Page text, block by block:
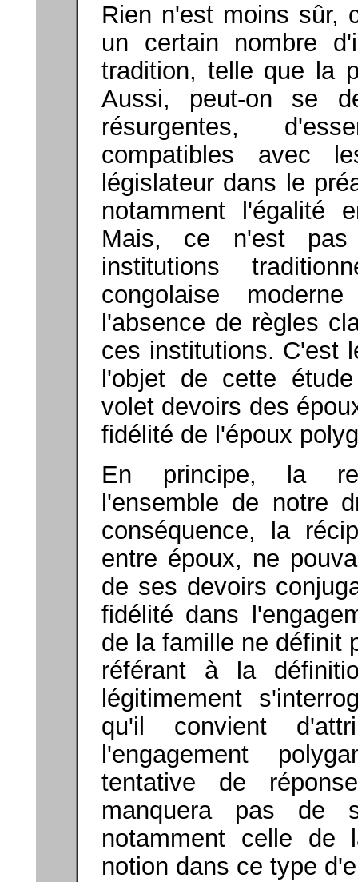
Rien n'est moins sûr,
un certain nombre
tradition, telle que la
Aussi, peut-on se
résurgentes,
compatibles avec
législateur dans le
notamment l'égalité
Mais, ce n'est
institutions
congolaise
l'absence de règles
ces institutions. C'est
l'objet de cette
volet devoirs des
fidélité de l'époux
En principe, la
l'ensemble de notre
conséquence, la
entre époux, ne
de ses devoirs
fidélité dans
de la famille ne définit
référant à la
légitimement
qu'il convient
l'engagement
tentative de
manquera pas de
notamment celle
notion dans ce type